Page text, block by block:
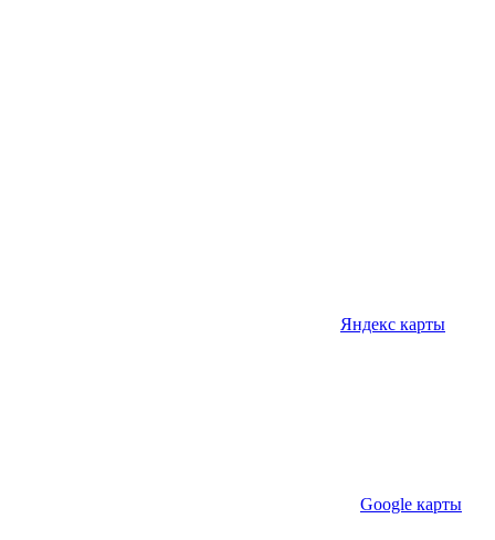
Яндекс карты
Google карты